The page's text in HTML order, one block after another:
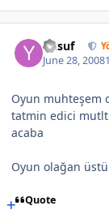
Yusuf
June 28, 2008
Oyun muhteşem
tatmin edici mutlti
acaba
Oyun olağan
Quote